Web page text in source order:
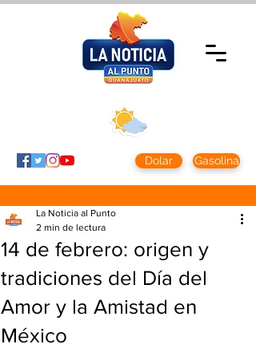
Dolar Gasolina
14 de febrero: origen y
tradiciones del Día del
Amor y la Amistad en
México
La Noticia al Punto
2 min de lectura